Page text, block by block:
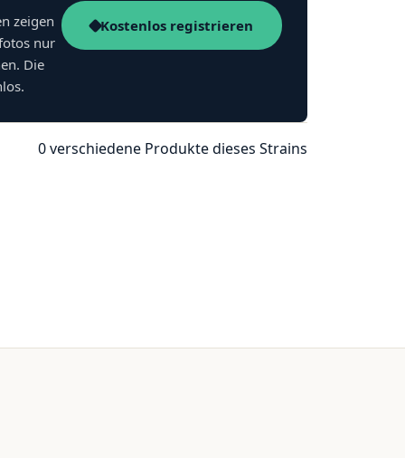
zeigen
nur
Die
Kostenlos registrieren
0 verschiedene Produkte dieses Strains